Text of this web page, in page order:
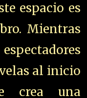
espacio es
Mientras
al inicio
crea una